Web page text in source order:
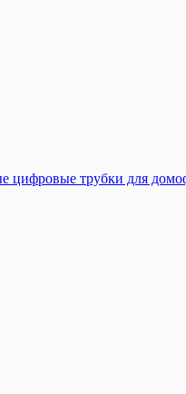
цифровые трубки для